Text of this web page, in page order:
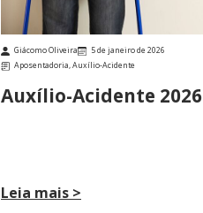
Giácomo Oliveira
5 de janeiro de 2026
Aposentadoria,Auxílio-Acidente
Auxílio-Acidente 2026
Leia mais >